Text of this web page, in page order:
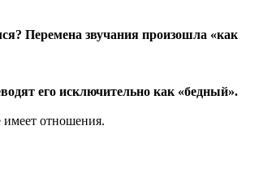
Перемена звучания произошла «как
его исключительно как «бедный».
имеет отношения.